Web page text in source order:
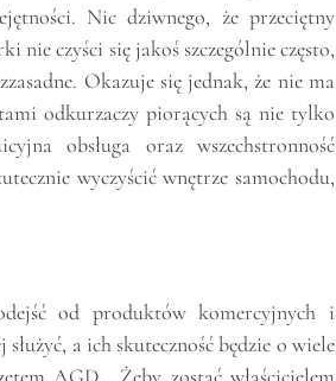
Nic dziwnego, że przeciętny
nie czyści się jakoś szczególnie często,
Okazuje się jednak, że nie ma
odkurzaczy piorących są nie tylko
obsługa oraz wszechstronność
wyczyścić wnętrze samochodu,
od produktów komercyjnych i
a ich skuteczność będzie o wiele